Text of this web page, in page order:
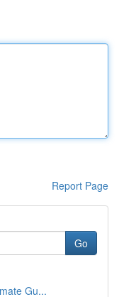
Report Page
Go
Gu...